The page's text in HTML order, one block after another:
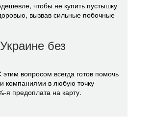
чтобы не купить пустышку
вызвав сильные побочные
без
вопросом всегда готов помочь
компаниями в любую точку
я предоплата на карту.